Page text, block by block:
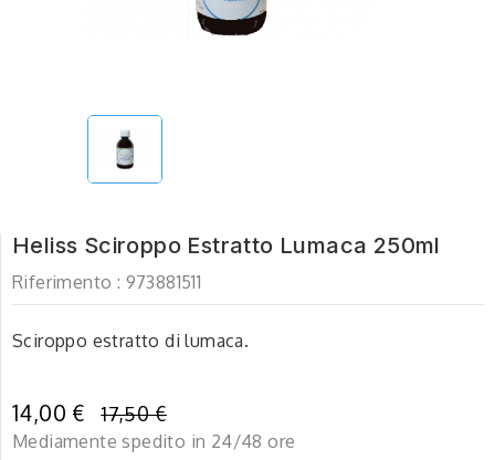
Heliss Sciroppo Estratto Lumaca 250ml
Riferimento : 973881511
Sciroppo estratto di lumaca.
14,00 € 17,50 €
Mediamente spedito in 24/48 ore